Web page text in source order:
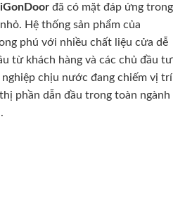
đã có mặt đáp ứng trong
Hệ thống sản phẩm của
phú với nhiều chất liệu cửa dễ
từ khách hàng và các chủ đầu tư
chịu nước đang chiếm vị trí
phần dẫn đầu trong toàn ngành